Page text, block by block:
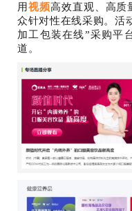
用视频高效直观、高质
众针对性在线采购。活
加工包装在线”采购平
道。